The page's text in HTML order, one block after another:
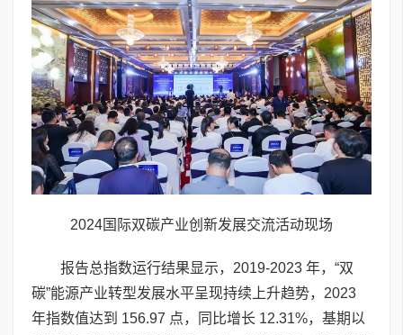
2024国际双碳产业创新发展交流活动现场
报告总指数运行结果显示，2019-2023 年，“双
碳”能源产业转型发展水平呈现持续上升趋势，2023
年指数值达到 156.97 点，同比增长 12.31%，基期以